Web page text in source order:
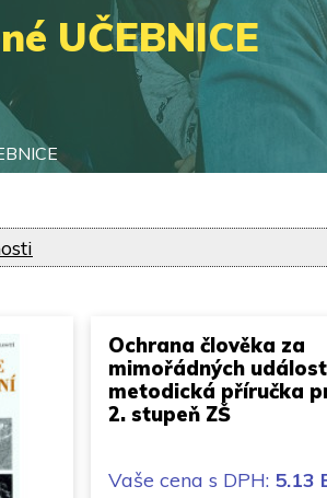
UČEBNICE
Ochrana člověka za
mimořádných
metodická příručka
2. stupeň ZŠ
Vaše cena s DPH: 5.13